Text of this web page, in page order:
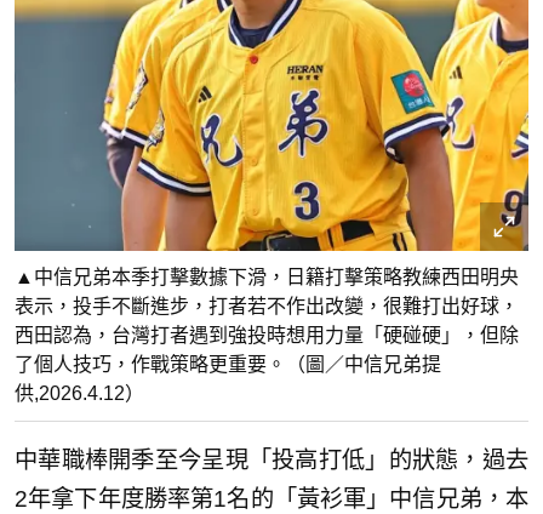
▲中信兄弟本季打擊數據下滑，日籍打擊策略教練西田明央
表示，投手不斷進步，打者若不作出改變，很難打出好球，
西田認為，台灣打者遇到強投時想用力量「硬碰硬」，但除
了個人技巧，作戰策略更重要。（圖／中信兄弟提
供,2026.4.12）
中華職棒開季至今呈現「投高打低」的狀態，過去
2年拿下年度勝率第1名的「黃衫軍」中信兄弟，本